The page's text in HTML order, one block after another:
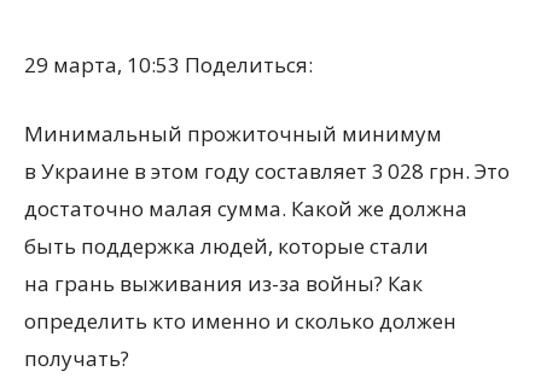
29 марта, 10:53 Поделиться:
Минимальный прожиточный минимум
в Украине в этом году составляет 3 028 грн. Это
достаточно малая сумма. Какой же должна
быть поддержка людей, которые стали
на грань выживания из-за войны? Как
определить кто именно и сколько должен
получать?